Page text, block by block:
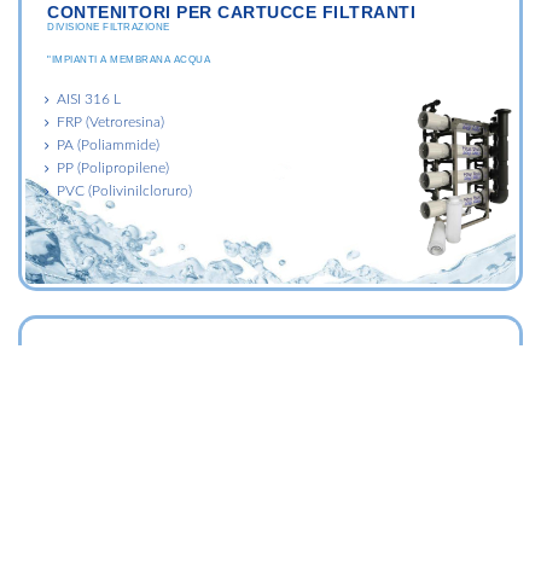
CONTENITORI PER CARTUCCE FILTRANTI
DIVISIONE FILTRAZIONE
"IMPIANTI A MEMBRANA ACQUA
AISI 316 L
FRP (Vetroresina)
PA (Poliammide)
PP (Polipropilene)
PVC (Polivinilcloruro)